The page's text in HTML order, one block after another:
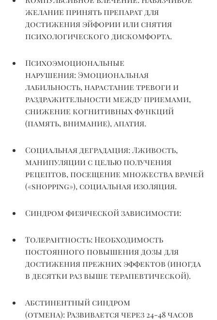
желание принять препарат для
достижения эйфории или снятия
психологического дискомфорта.
Психоэмоциональные
нарушения: Эмоциональная
лабильность, нарастание тревоги и
раздражительности между приемами,
снижение когнитивных функций
(память, внимание), апатия.
Социальная деградация: Лживость,
манипуляции с целью получения
рецептов, посещение множества врачей
(«shopping»), социальная изоляция.
Синдром физической зависимости:
Толерантность: Необходимость
постоянного повышения дозы для
достижения прежних эффектов (иногда
в десятки раз выше терапевтической).
Абстинентный синдром
(отмена): Развиваетсячерез 24-48часов